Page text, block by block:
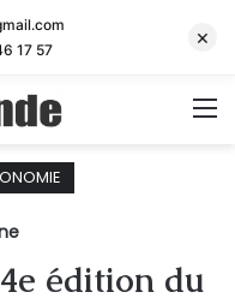
édition du
17 57
×